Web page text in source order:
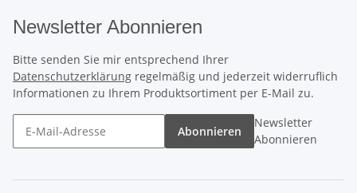
Newsletter Abonnieren
Bitte senden Sie mir entsprechend Ihrer
Datenschutzerklärung regelmäßig und jederzeit widerruflich
Informationen zu Ihrem Produktsortiment per E-Mail zu.
Abonnieren
Newsletter
Abonnieren